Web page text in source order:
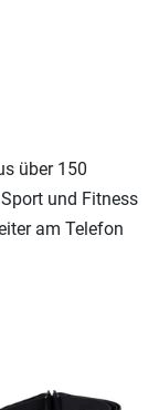
über 150
und Fitness
am Telefon